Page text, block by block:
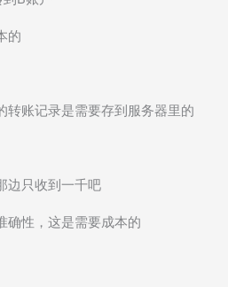
的
转账记录是需要存到服务器里的
边只收到一千吧
确性，这是需要成本的